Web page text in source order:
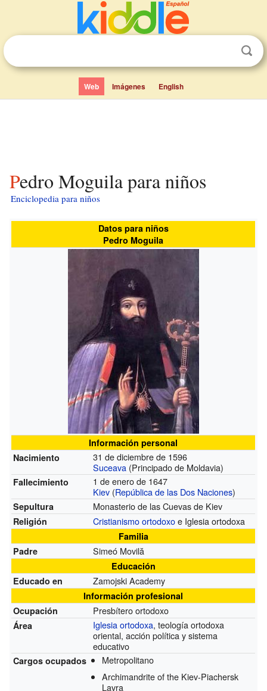
Web Imágenes English
Pedro Moguila para niños
Enciclopedia para niños
Datos para niños
Pedro Moguila
Información personal
Nacimiento
31 de diciembre de 1596
Suceava (Principado de Moldavia)
Fallecimiento
1 de enero de 1647
Kiev (República de las Dos Naciones)
Sepultura Monasterio de las Cuevas de Kiev
Religión Cristianismo ortodoxoe Iglesia ortodoxa
Familia
Padre
Simeó Movilă
Educación
Educado en
Zamojski Academy
Información profesional
Ocupación
Presbítero ortodoxo
Área Iglesia ortodoxa, teología ortodoxa
oriental, acción política y sistema
educativo
Cargos ocupados
Metropolitano
Archimandrite of the Kiev-Piachersk
Lavra